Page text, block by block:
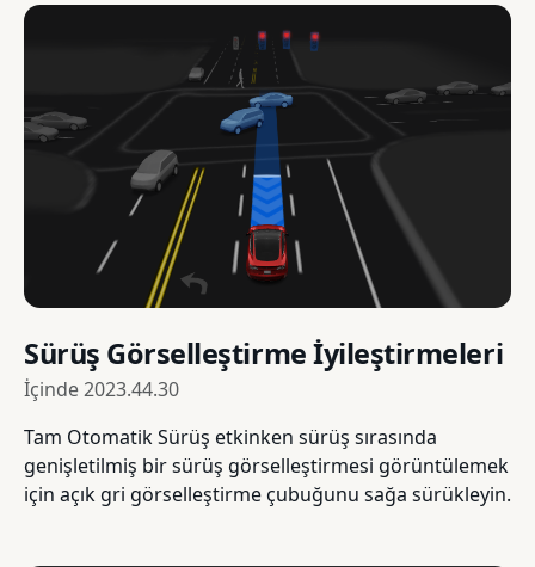
Sürüş Görselleştirme İyileştirmeleri
İçinde2023.44.30
Tam Otomatik Sürüş etkinken sürüş sırasında
genişletilmiş bir sürüş görselleştirmesi görüntülemek
için açık gri görselleştirme çubuğunu sağa sürükleyin.